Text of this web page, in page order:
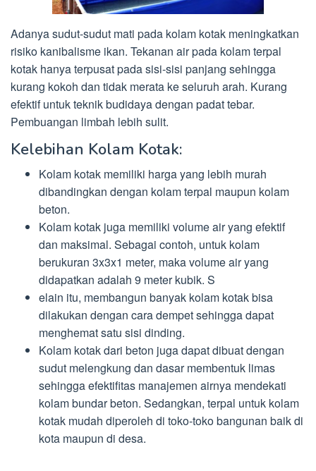
Adanya sudut-sudut mati pada kolam kotak meningkatkan
risiko kanibalisme ikan. Tekanan air pada kolam terpal
kotak hanya terpusat pada sisi-sisi panjang sehingga
kurang kokoh dan tidak merata ke seluruh arah. Kurang
efektif untuk teknik budidaya dengan padat tebar.
Pembuangan limbah lebih sulit.
Kelebihan Kolam Kotak:
Kolam kotak memiliki harga yang lebih murah
dibandingkan dengan kolam terpal maupun kolam
beton.
Kolam kotak juga memiliki volume air yang efektif
dan maksimal. Sebagai contoh, untuk kolam
berukuran 3x3x1 meter, maka volume air yang
didapatkan adalah 9 meter kubik. S
elain itu, membangun banyak kolam kotak bisa
dilakukan dengan cara dempet sehingga dapat
menghemat satu sisi dinding.
Kolam kotak dari beton juga dapat dibuat dengan
sudut melengkung dan dasar membentuk limas
sehingga efektifitas manajemen airnya mendekati
kolam bundar beton. Sedangkan, terpal untuk kolam
kotak mudah diperoleh di toko-toko bangunan baik di
kota maupun di desa.